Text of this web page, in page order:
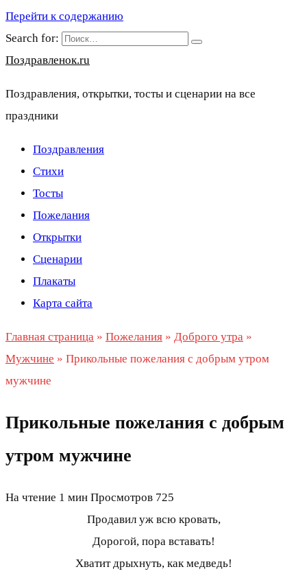
Перейти к содержанию
Search for:
Поздравленок.ru
Поздравления, открытки, тосты и сценарии на все
праздники
Поздравления
Стихи
Тосты
Пожелания
Открытки
Сценарии
Плакаты
Карта сайта
Главная страница » Пожелания » Доброго утра »
Мужчине » Прикольные пожелания с добрым утром
мужчине
Прикольные пожелания с добрым
утром мужчине
На чтение 1 мин Просмотров 725
Продавил уж всю кровать,
Дорогой, пора вставать!
Хватит дрыхнуть, как медведь!